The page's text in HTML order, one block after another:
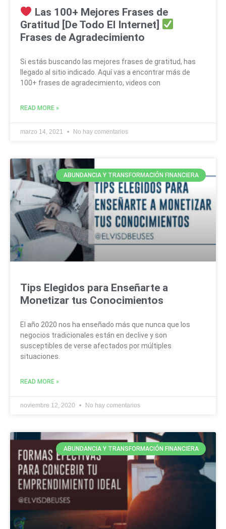
Las 100+ Mejores Frases de
Gratitud [De Todo El Internet]
Frases de Agradecimiento
Si estás buscando las mejores frases de gratitud, has
llegado al sitio indicado. Aquí vas a encontrar más de
100+ frases de agradecimiento, videos con
READ MORE »
marzo 14, 2021 No hay comentarios
ABUNDANCIA Y TRANSFORMACIÓN FINANCIERA
Tips Elegidos para Enseñarte a
Monetizar tus Conocimientos
El año 2020 nos ha enseñado más que nunca que los
negocios tradicionales están en declive y son
susceptibles de verse afectados por múltiples
situaciones.
READ MORE »
noviembre 12, 2020 No hay comentarios
ABUNDANCIA Y TRANSFORMACIÓN FINANCIERA